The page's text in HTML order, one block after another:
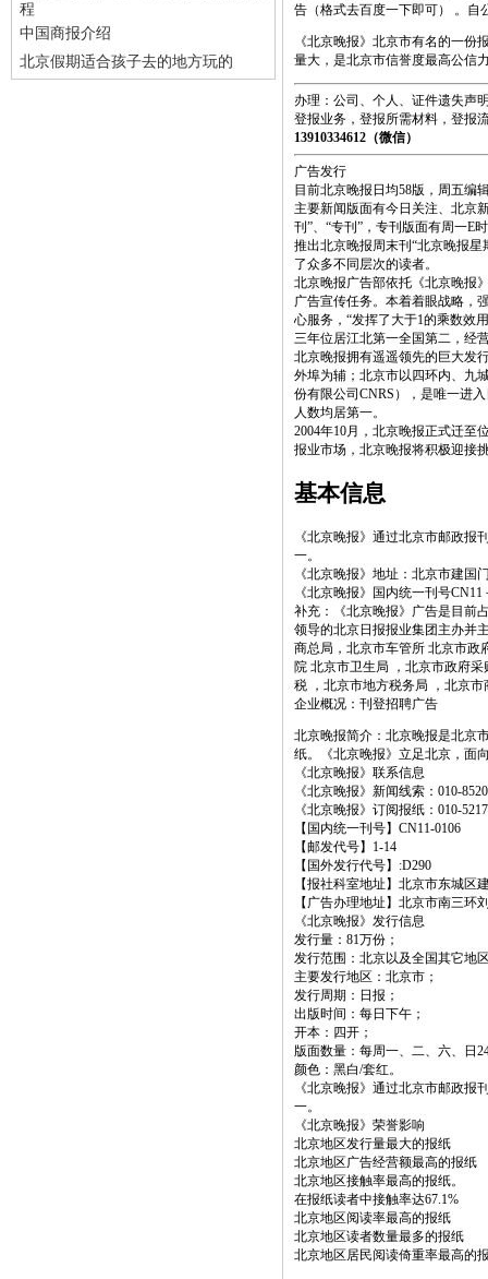
程
中国商报介绍
北京假期适合孩子去的地方玩的
告（格式去百度一下即可） 。
《北京晚报》北京市有名的一份
量大，是北京市信誉度最高公信
办理：公司、个人、证件遗失声
登报业务，登报所需材料，登报
13910334612（微信）
广告发行
目前北京晚报日均58版，周五编
主要新闻版面有今日关注、北京
刊”、“专刊”，专刊版面有周一E
推出北京晚报周末刊“北京晚报
了众多不同层次的读者。
北京晚报广告部依托《北京晚报
广告宣传任务。本着着眼战略，
心服务，“发挥了大于1的乘数效
三年位居江北第一全国第二，经
北京晚报拥有遥遥领先的巨大发
外埠为辅；北京市以四环内、九
份有限公司CNRS），是唯一进
人数均居第一。
2004年10月，北京晚报正式迁至
报业市场，北京晚报将积极迎接
基本信息
《北京晚报》通过北京市邮政报
一。
《北京晚报》地址：北京市建国
《北京晚报》国内统一刊号
补充：《北京晚报》广告是目前
领导的北京日报报业集团主办并
商总局，北京市车管所 北京市政
院 北京市卫生局 ，北京市政府
税 ，北京市地方税务局 ，北京
企业概况： 刊登招聘广告
北京晚报简介：北京晚报是北京
纸。《北京晚报》立足北京，面
《北京晚报》联系信息
《北京晚报》新闻线索：010-
《北京晚报》订阅报纸：010-
【国内统一刊号】CN11-0106
【邮发代号】1-14
【国外发行代号】:D290
【报社科室地址】北京市东城区
【广告办理地址】北京市南三环
《北京晚报》发行信息
发行量：81万份；
发行范围：北京以及全国其它地
主要发行地区：北京市；
发行周期：日报；
出版时间：每日下午；
开本：四开；
版面数量：每周一、二、六、日
颜色：黑白/套红。
《北京晚报》通过北京市邮政报
一。
《北京晚报》荣誉影响
北京地区发行量最大的报纸
北京地区广告经营额最高的报纸
北京地区接触率最高的报纸。
在报纸读者中接触率达67.1%
北京地区阅读率最高的报纸
北京地区读者数量最多的报纸
北京地区居民阅读倚重率最高的